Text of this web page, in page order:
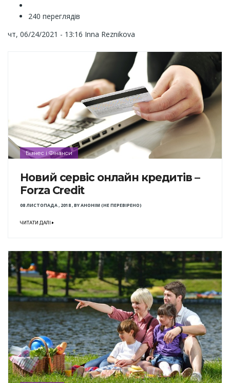
240 переглядів
чт, 06/24/2021 - 13:16 Inna Reznikova
Бізнес і Фінанси
Новий сервіс онлайн кредитів –
Forza Credit
08 ЛИСТОПАДА , 2018,BYАНОНІМ (НЕ ПЕРЕВІРЕНО)
ЧИТАТИ ДАЛІ